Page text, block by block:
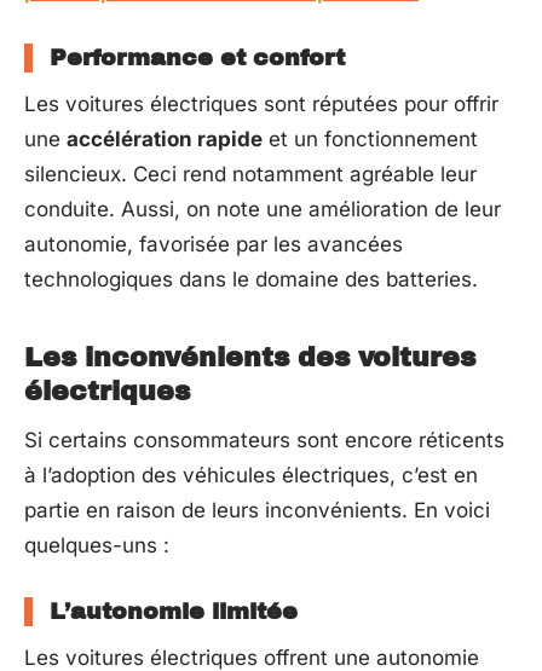
Performance et confort
Les voitures électriques sont réputées pour offrir
une accélération rapide et un fonctionnement
silencieux. Ceci rend notamment agréable leur
conduite. Aussi, on note une amélioration de leur
autonomie, favorisée par les avancées
technologiques dans le domaine des batteries.
Les inconvénients des voitures
électriques
Si certains consommateurs sont encore réticents
à l’adoption des véhicules électriques, c’est en
partie en raison de leurs inconvénients. En voici
quelques-uns :
L’autonomie limitée
Les voitures électriques offrent une autonomie